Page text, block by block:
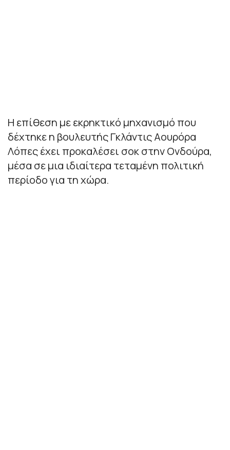
Η επίθεση με εκρηκτικό μηχανισμό που
δέχτηκε η βουλευτής Γκλάντις Αουρόρα
Λόπες έχει προκαλέσει σοκ στην Ονδούρα,
μέσα σε μια ιδιαίτερα τεταμένη πολιτική
περίοδο για τη χώρα.